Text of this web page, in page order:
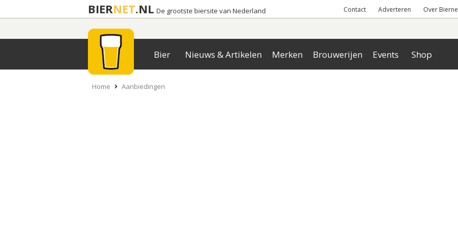
BIERNET.NL De grootste biersite van Nederland Contact Adverteren Over
Bier Nieuws & Artikelen Merken Brouwerijen Events Shop
Home Aanbiedingen